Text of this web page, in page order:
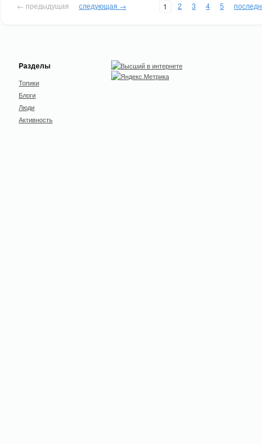
← предыдущая следующая → 1 2 3 4 5
Разделы
Топики
Блоги
Люди
Активность